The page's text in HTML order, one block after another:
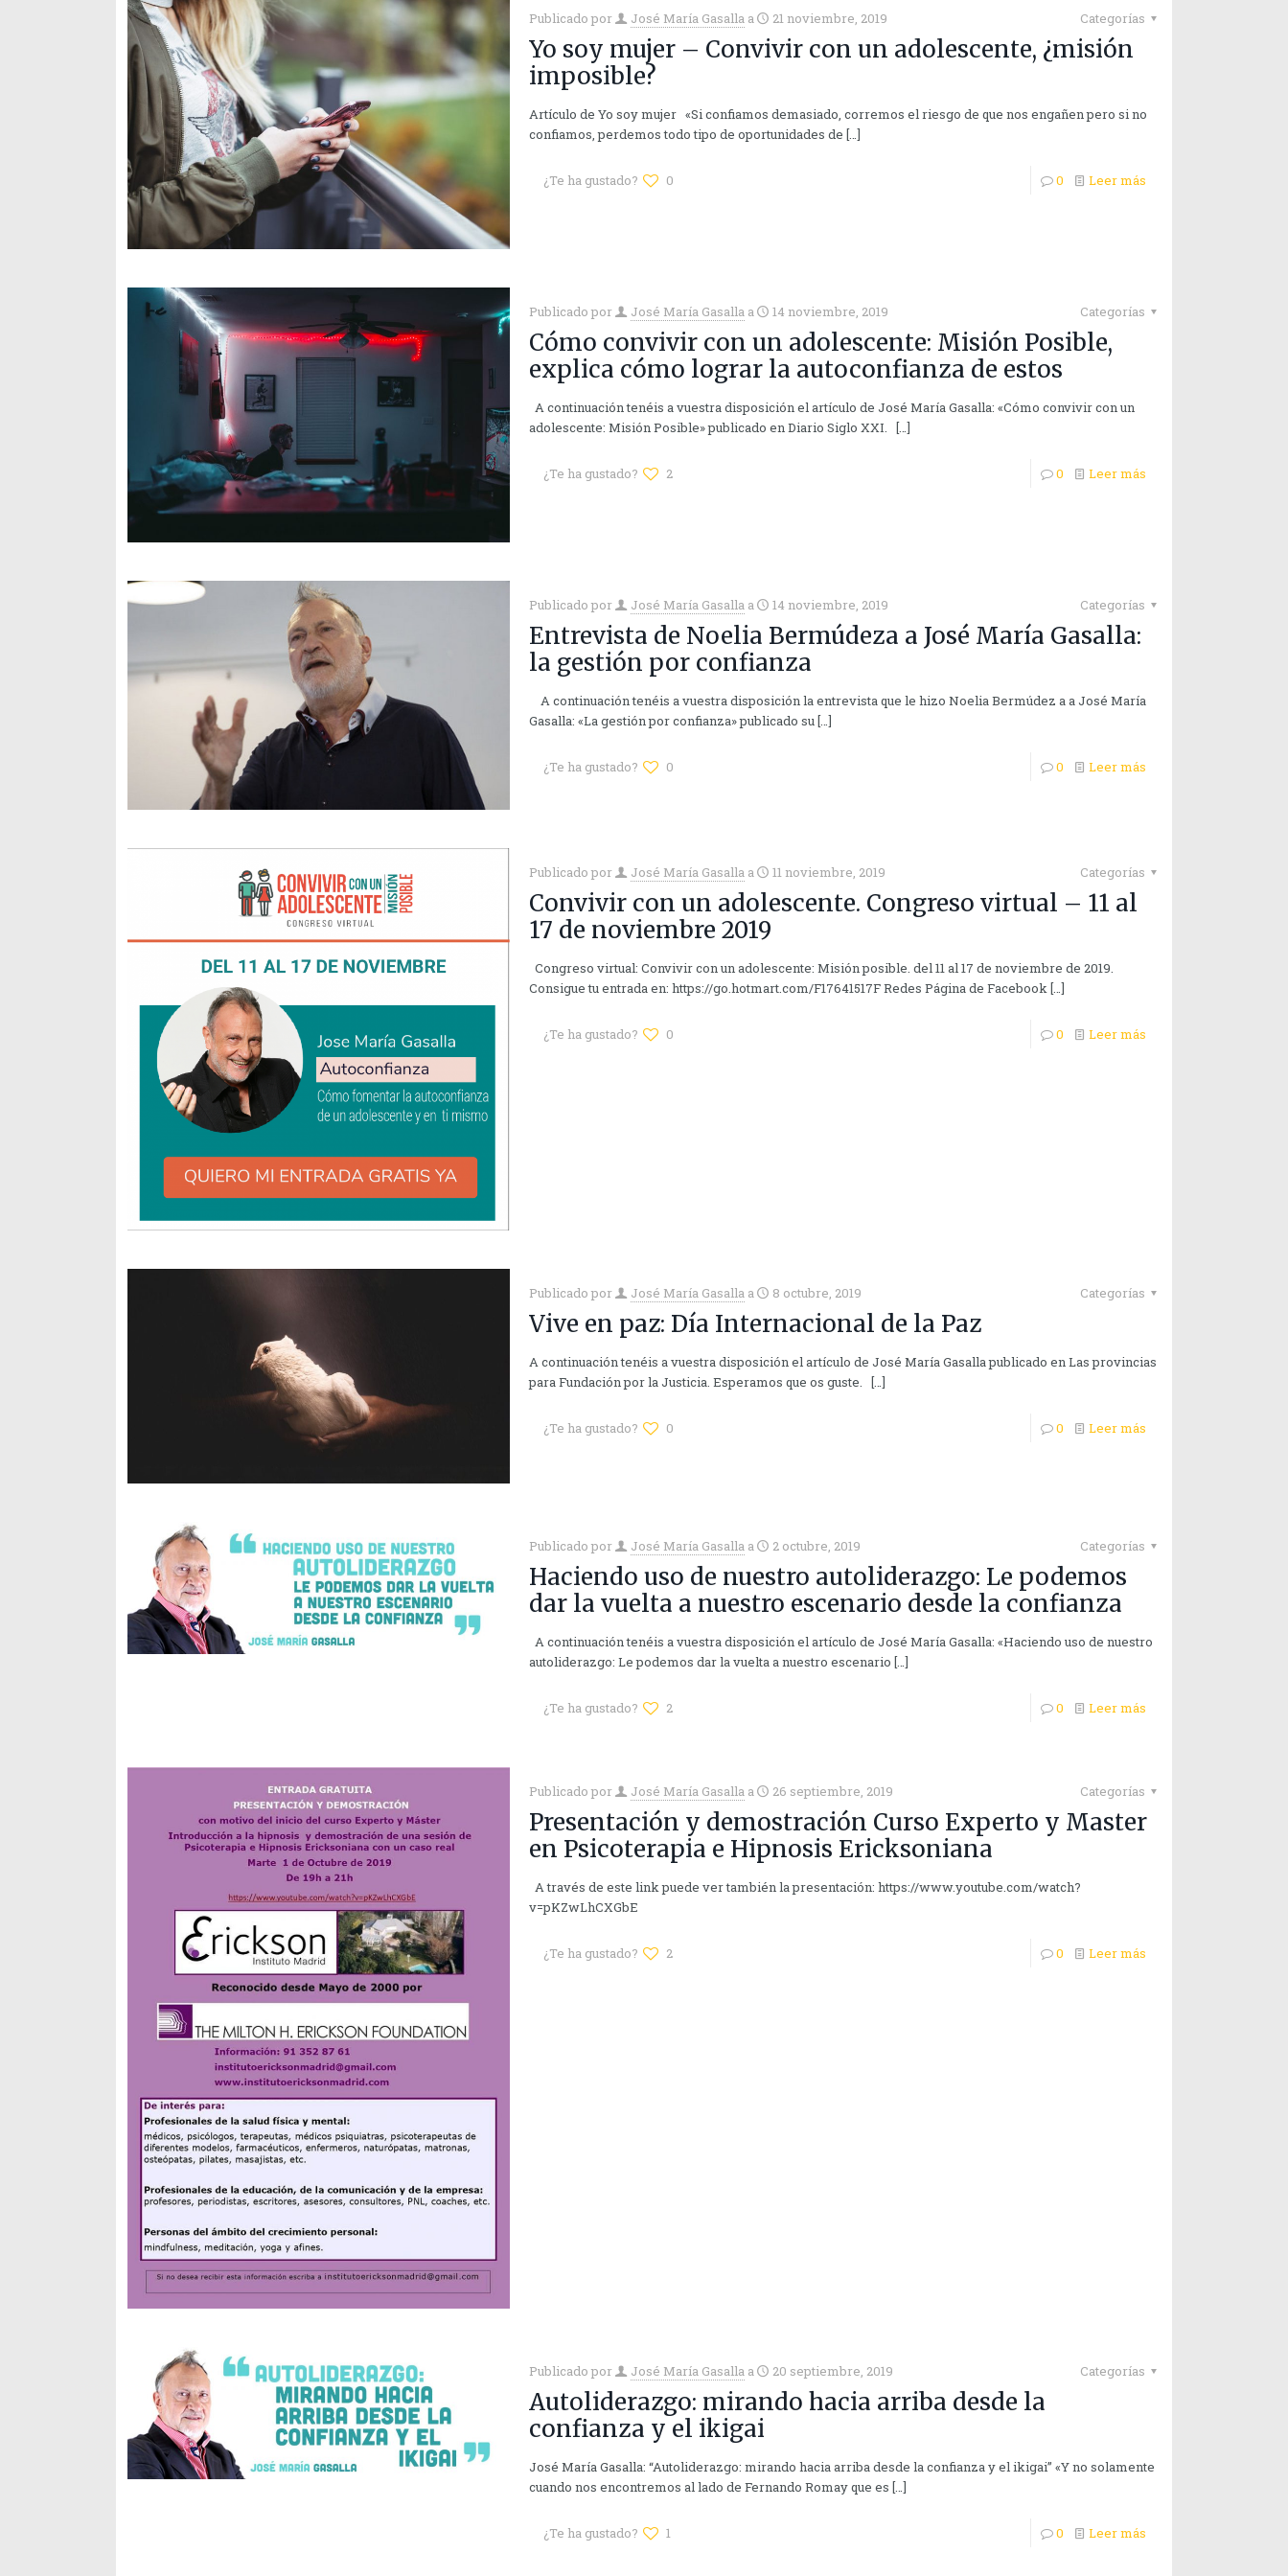
Publicado por José María Gasalla a 21 noviembre, 2019 Categorías
Yo soy mujer – Convivir con un adolescente, ¿misión
imposible?
Artículo de Yo soy mujer «Si confiamos demasiado, corremos el riesgo de que nos engañen pero si no
confiamos, perdemos todo tipo de oportunidades de […]
¿Te ha gustado? 0 0 Leer más
Publicado por José María Gasalla a 14 noviembre, 2019 Categorías
Cómo convivir con un adolescente: Misión Posible,
explica cómo lograr la autoconfianza de estos
A continuación tenéis a vuestra disposición el artículo de José María Gasalla: «Cómo convivir con un
adolescente: Misión Posible» publicado en Diario Siglo XXI. […]
¿Te ha gustado? 2 0 Leer más
Publicado por José María Gasalla a 14 noviembre, 2019 Categorías
Entrevista de Noelia Bermúdeza a José María Gasalla:
la gestión por confianza
A continuación tenéis a vuestra disposición la entrevista que le hizo Noelia Bermúdez a a José María
Gasalla: «La gestión por confianza» publicado su[…]
¿Te ha gustado? 0 0 Leer más
Publicado por José María Gasalla a 11 noviembre, 2019 Categorías
Convivir con un adolescente. Congreso virtual – 11 al
17 de noviembre 2019
Congreso virtual: Convivir con un adolescente: Misión posible. del 11 al 17 de noviembre de 2019.
Consigue tu entrada en: https://go.hotmart.com/F17641517F Redes Página de Facebook[…]
¿Te ha gustado? 0 0 Leer más
Publicado por José María Gasalla a 8 octubre, 2019 Categorías
Vive en paz: Día Internacional de la Paz
A continuación tenéis a vuestra disposición el artículo de José María Gasalla publicado en Las provincias
para Fundación por la Justicia. Esperamos que os guste. […]
¿Te ha gustado? 0 0 Leer más
Publicado por José María Gasalla a 2 octubre, 2019 Categorías
Haciendo uso de nuestro autoliderazgo: Le podemos
dar la vuelta a nuestro escenario desde la confianza
A continuación tenéis a vuestra disposición el artículo de José María Gasalla: «Haciendo uso de nuestro
autoliderazgo: Le podemos dar la vuelta a nuestro escenario […]
¿Te ha gustado? 2 0 Leer más
Publicado por José María Gasalla a 26 septiembre, 2019 Categorías
Presentación y demostración Curso Experto y Master
en Psicoterapia e Hipnosis Ericksoniana
A través de este link puede ver también la presentación: https://www.youtube.com/watch?
v=pKZwLhCXGbE
¿Te ha gustado? 2 0 Leer más
Publicado por José María Gasalla a 20 septiembre, 2019 Categorías
Autoliderazgo: mirando hacia arriba desde la
confianza y el ikigai
José María Gasalla: “Autoliderazgo: mirando hacia arriba desde la confianza y el ikigai” «Y no solamente
cuando nos encontremos al lado de Fernando Romay que es […]
¿Te ha gustado? 1 0 Leer más